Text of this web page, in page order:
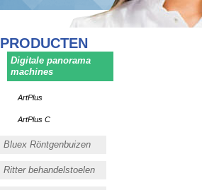
PRODUCTEN
Digitale panorama
machines
ArtPlus
ArtPlus C
Bluex Röntgenbuizen
Ritter behandelstoelen